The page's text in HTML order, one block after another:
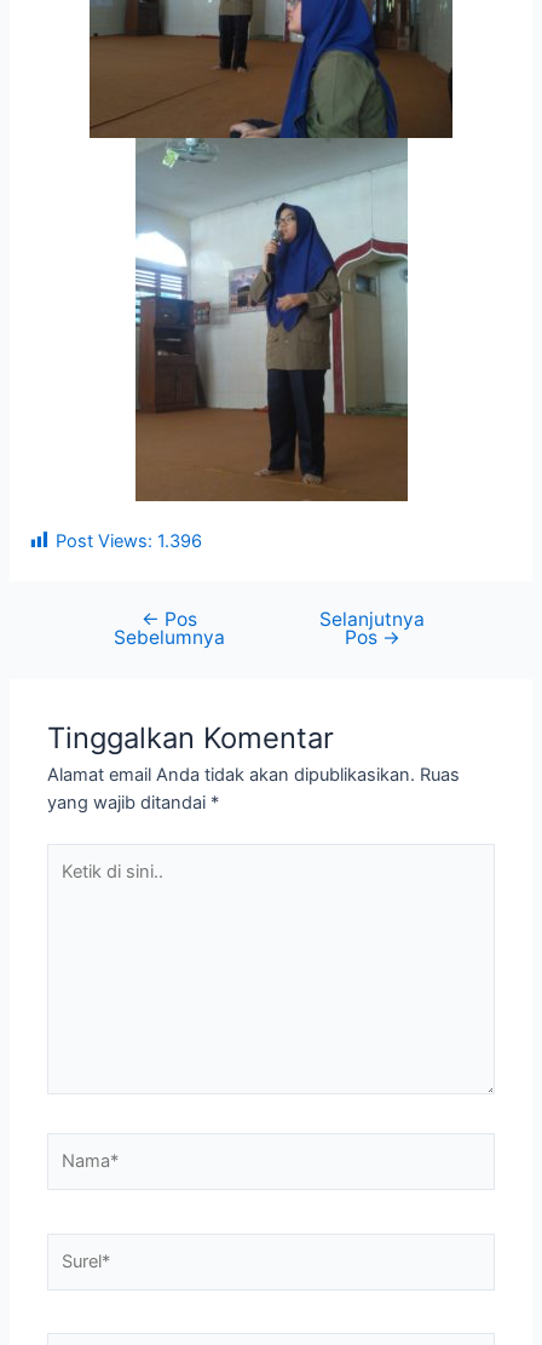
Post Views: 1.396
← Pos
Sebelumnya
Selanjutnya
Pos →
Tinggalkan Komentar
Alamat email Anda tidak akan dipublikasikan. Ruas
yang wajib ditandai *